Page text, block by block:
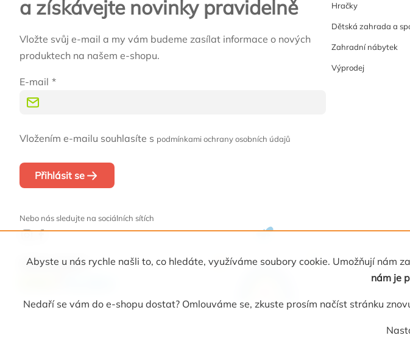
Abyste u nás rychle našli to, co hledáte, využíváme soubory cookie. Umožňují nám
nám je
Nedaří se vám do e-shopu dostat? Omlouváme se, zkuste prosím načíst stránku
a získávejte novinky pravidelně
Vložte svůj e-mail a my vám budeme zasílat informace o nových
produktech na našem e-shopu.
E-mail
Vložením e-mailu souhlasíte s podmínkami ochrany osobních údajů
Přihlásit se
Nebo nás sledujte na sociálních sítích
Naši partneři
Hračky
Dětská zahrada a
Zahradní nábytek
Výprodej